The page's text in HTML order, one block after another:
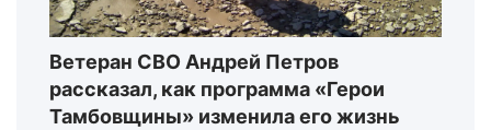
Ветеран СВО Андрей Петров
рассказал, как программа «Герои
Тамбовщины» изменила его жизнь